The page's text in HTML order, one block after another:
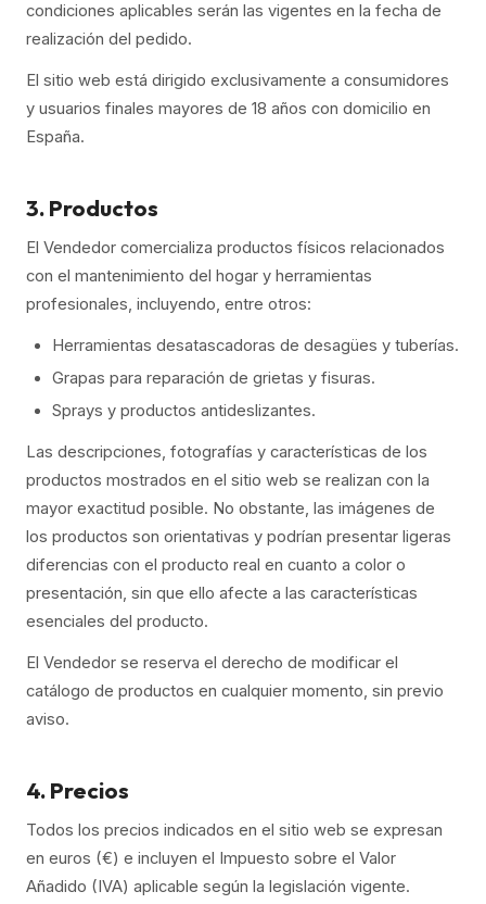
condiciones aplicables serán las vigentes en la fecha de
realización del pedido.
El sitio web está dirigido exclusivamente a consumidores
y usuarios finales mayores de 18 años con domicilio en
España.
3. Productos
El Vendedor comercializa productos físicos relacionados
con el mantenimiento del hogar y herramientas
profesionales, incluyendo, entre otros:
Herramientas desatascadoras de desagües y tuberías.
Grapas para reparación de grietas y fisuras.
Sprays y productos antideslizantes.
Las descripciones, fotografías y características de los
productos mostrados en el sitio web se realizan con la
mayor exactitud posible. No obstante, las imágenes de
los productos son orientativas y podrían presentar ligeras
diferencias con el producto real en cuanto a color o
presentación, sin que ello afecte a las características
esenciales del producto.
El Vendedor se reserva el derecho de modificar el
catálogo de productos en cualquier momento, sin previo
aviso.
4. Precios
Todos los precios indicados en el sitio web se expresan
en euros (€) e incluyen el Impuesto sobre el Valor
Añadido (IVA) aplicable según la legislación vigente.